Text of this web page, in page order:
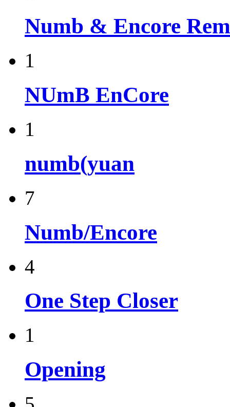
Numb & Encore
1
NUmB EnCore
1
numb(yuan
7
Numb/Encore
4
One Step Closer
1
Opening